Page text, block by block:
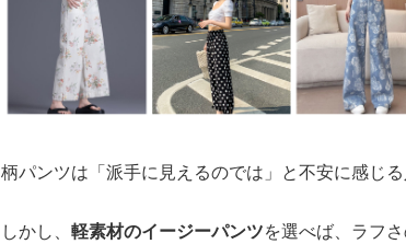
柄パンツは「派手に見えるのでは」と不安に感じる
しかし、 軽素材のイージーパンツを選べば、ラフ